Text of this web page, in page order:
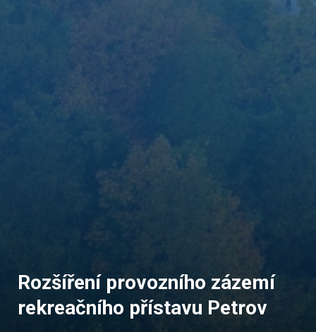
Rozšíření provozního zázemí
rekreačního přístavu Petrov